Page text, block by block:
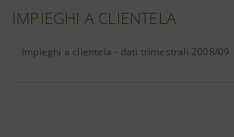
IMPIEGHI A CLIENTELA
Impieghi a clientela - dati trimestrali 2008/09